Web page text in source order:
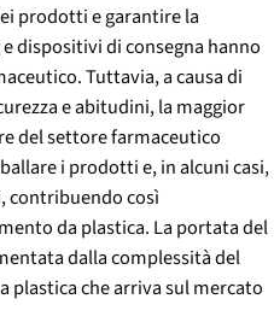
prodotti e garantire la
dispositivi di consegna hanno
Tuttavia, a causa di
e abitudini, la maggior
del settore farmaceutico
i prodotti e, in alcuni casi,
contribuendo così
da plastica. La portata del
dalla complessità del
plastica che arriva sul mercato